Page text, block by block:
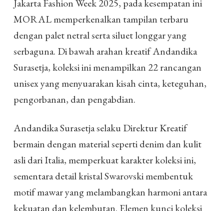
Jakarta Fashion Week 2025, pada kesempatan ini
MORAL memperkenalkan tampilan terbaru
dengan palet netral serta siluet longgar yang
serbaguna. Di bawah arahan kreatif Andandika
Surasetja, koleksi ini menampilkan 22 rancangan
unisex yang menyuarakan kisah cinta, keteguhan,
pengorbanan, dan pengabdian.
Andandika Surasetja selaku Direktur Kreatif
bermain dengan material seperti denim dan kulit
asli dari Italia, memperkuat karakter koleksi ini,
sementara detail kristal Swarovski membentuk
motif mawar yang melambangkan harmoni antara
kekuatan dan kelembutan. Elemen kunci koleksi